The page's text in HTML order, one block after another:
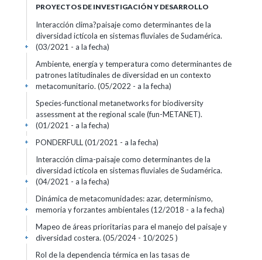
PROYECTOS DE INVESTIGACIÓN Y DESARROLLO
Interacción clima?paisaje como determinantes de la
diversidad ictícola en sistemas fluviales de Sudamérica.
(03/2021 - a la fecha)
+
Ambiente, energía y temperatura como determinantes de
patrones latitudinales de diversidad en un contexto
metacomunitario. (05/2022 - a la fecha)
+
Species-functional metanetworks for biodiversity
assessment at the regional scale (fun-METANET).
(01/2021 - a la fecha)
+
PONDERFULL (01/2021 - a la fecha)
+
Interacción clima-paisaje como determinantes de la
diversidad ictícola en sistemas fluviales de Sudamérica.
(04/2021 - a la fecha)
+
Dinámica de metacomunidades: azar, determinismo,
memoria y forzantes ambientales (12/2018 - a la fecha)
+
Mapeo de áreas prioritarias para el manejo del paisaje y
diversidad costera. (05/2024 - 10/2025 )
+
Rol de la dependencia térmica en las tasas de